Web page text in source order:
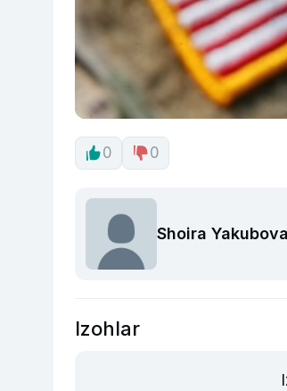
0 0
Shoira Yakubova
Izohlar